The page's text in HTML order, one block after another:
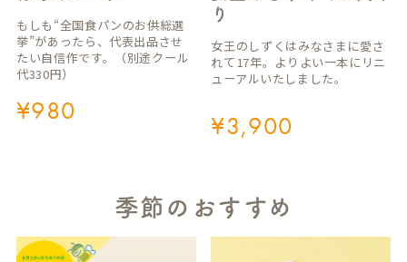
¥980
もしも“全国食パンのお供総選
挙”があったら、代表出品させ
たい自信作です。（別途クール
代330円）
り
¥3,900
女王のしずくはみなさまに愛さ
れて17年。よりよい一本にリニ
ューアルいたしました。
季節のおすすめ